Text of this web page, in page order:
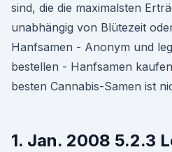
sind, die die maximalsten
unabhängig von Blütezeit
Hanfsamen - Anonym und
bestellen - Hanfsamen
besten Cannabis-Samen ist
1. Jan. 2008 5.2.3